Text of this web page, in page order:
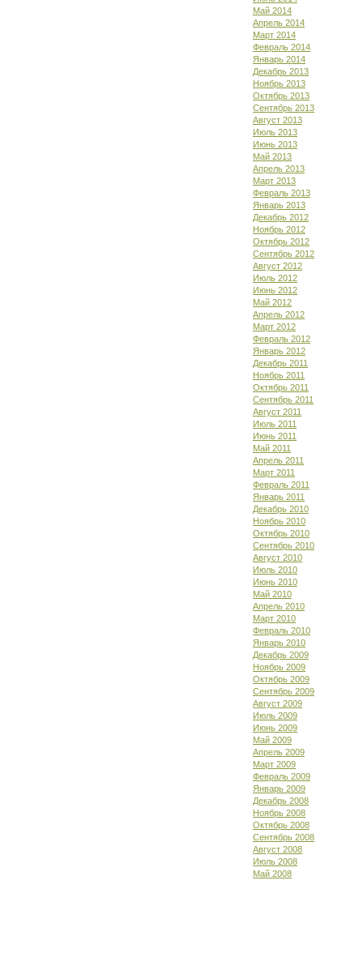
Май 2014
Апрель 2014
Март 2014
Февраль 2014
Январь 2014
Декабрь 2013
Ноябрь 2013
Октябрь 2013
Сентябрь 2013
Август 2013
Июль 2013
Июнь 2013
Май 2013
Апрель 2013
Март 2013
Февраль 2013
Январь 2013
Декабрь 2012
Ноябрь 2012
Октябрь 2012
Сентябрь 2012
Август 2012
Июль 2012
Июнь 2012
Май 2012
Апрель 2012
Март 2012
Февраль 2012
Январь 2012
Декабрь 2011
Ноябрь 2011
Октябрь 2011
Сентябрь 2011
Август 2011
Июль 2011
Июнь 2011
Май 2011
Апрель 2011
Март 2011
Февраль 2011
Январь 2011
Декабрь 2010
Ноябрь 2010
Октябрь 2010
Сентябрь 2010
Август 2010
Июль 2010
Июнь 2010
Май 2010
Апрель 2010
Март 2010
Февраль 2010
Январь 2010
Декабрь 2009
Ноябрь 2009
Октябрь 2009
Сентябрь 2009
Август 2009
Июль 2009
Июнь 2009
Май 2009
Апрель 2009
Март 2009
Февраль 2009
Январь 2009
Декабрь 2008
Ноябрь 2008
Октябрь 2008
Сентябрь 2008
Август 2008
Июль 2008
Май 2008